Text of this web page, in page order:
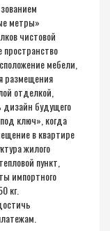
метры»
чистовой
мебели,
размещения
отделкой,
дизайн будущего
ключ», когда
в квартире
жилого
пункт,
импортного
кг.